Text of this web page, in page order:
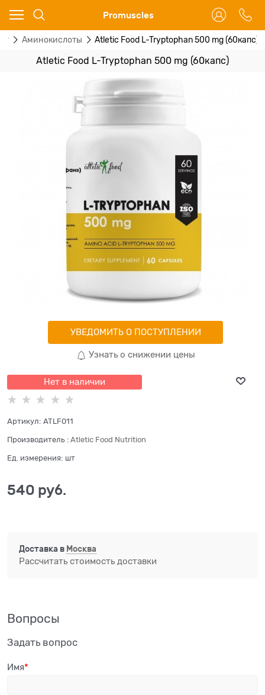
Promuscles
Аминокислоты Atletic Food L-Tryptophan 500 mg (60капс)
Atletic Food L-Tryptophan 500 mg (60капс)
УВЕДОМИТЬ О ПОСТУПЛЕНИИ
Узнать о снижении цены
Нет в наличии
Артикул: ATLF011
Производитель : Atletic Food Nutrition
Ед. измерения: шт
540 руб.
Доставка в Москва
Рассчитать стоимость доставки
Вопросы
Задать вопрос
Имя
Ваш город - Москва,
угадали?
ДА НЕТ